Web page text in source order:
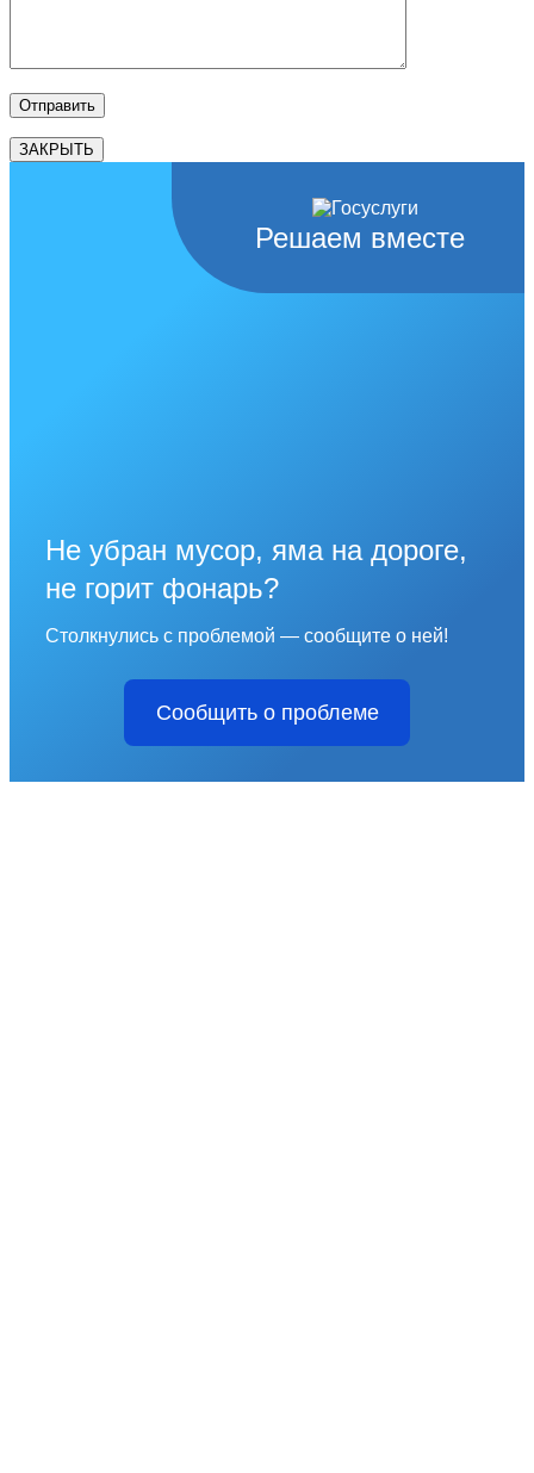
ЗАКРЫТЬ
Решаем вместе
Не убран мусор, яма на дороге,
не горит фонарь?
Столкнулись с проблемой — сообщите о ней!
Сообщить о проблеме